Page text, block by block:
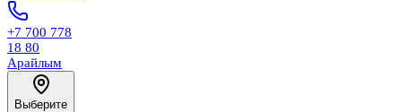
+7 700 778
18 80
Арайлым
Выберите